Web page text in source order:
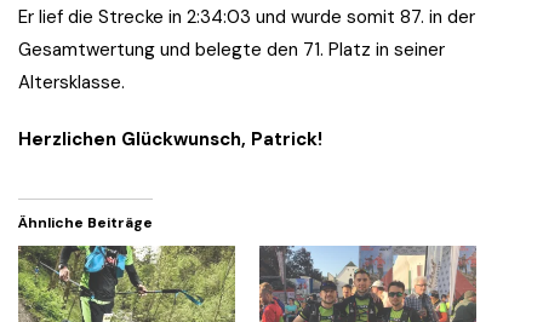
Er lief die Strecke in 2:34:03 und wurde somit 87. in der
Gesamtwertung und belegte den 71. Platz in seiner
Altersklasse.
Herzlichen Glückwunsch, Patrick!
Ähnliche Beiträge